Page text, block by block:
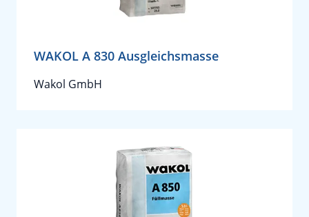
WAKOL A 830 Ausgleichsmasse
Wakol GmbH